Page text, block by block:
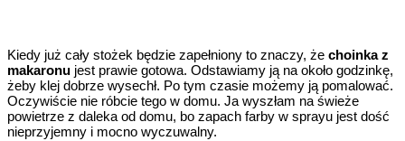
Kiedy już cały stożek będzie zapełniony to znaczy, że choinka z
makaronu jest prawie gotowa. Odstawiamy ją na około godzinkę,
żeby klej dobrze wysechł. Po tym czasie możemy ją pomalować.
Oczywiście nie róbcie tego w domu. Ja wyszłam na świeże
powietrze z daleka od domu, bo zapach farby w sprayu jest dość
nieprzyjemny i mocno wyczuwalny.